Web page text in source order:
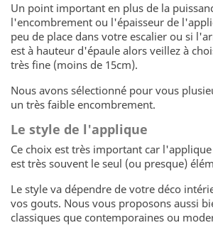
Un point important en plus de la
l'encombrement ou l'épaisseur de
peu de place dans votre escalier ou si
est à hauteur d'épaule alors veillez à
très fine (moins de 15cm).
Nous avons sélectionné pour vous
un très faible encombrement.
Le style de l'applique
Ce choix est très important car
est très souvent le seul (ou presque)
Le style va dépendre de votre déco
vos gouts. Nous vous proposons aussi
classiques que contemporaines ou